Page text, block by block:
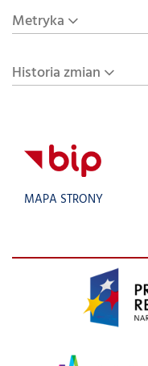
Metryka
Historia zmian
MAPA STRONY